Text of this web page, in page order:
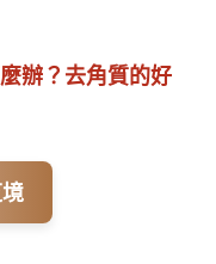
辦？去角質的好